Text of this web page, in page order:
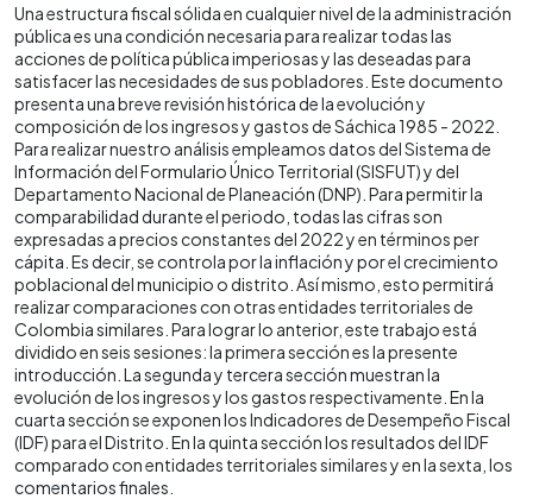
Una estructura fiscal sólida en cualquier nivel de la administración
pública es una condición necesaria para realizar todas las
acciones de política pública imperiosas y las deseadas para
satisfacer las necesidades de sus pobladores. Este documento
presenta una breve revisión histórica de la evolución y
composición de los ingresos y gastos de Sáchica 1985 - 2022.
Para realizar nuestro análisis empleamos datos del Sistema de
Información del Formulario Único Territorial (SISFUT) y del
Departamento Nacional de Planeación (DNP). Para permitir la
comparabilidad durante el periodo, todas las cifras son
expresadas a precios constantes del 2022 y en términos per
cápita. Es decir, se controla por la inflación y por el crecimiento
poblacional del municipio o distrito. Así mismo, esto permitirá
realizar comparaciones con otras entidades territoriales de
Colombia similares. Para lograr lo anterior, este trabajo está
dividido en seis sesiones: la primera sección es la presente
introducción. La segunda y tercera sección muestran la
evolución de los ingresos y los gastos respectivamente. En la
cuarta sección se exponen los Indicadores de Desempeño Fiscal
(IDF) para el Distrito. En la quinta sección los resultados del IDF
comparado con entidades territoriales similares y en la sexta, los
comentarios finales.